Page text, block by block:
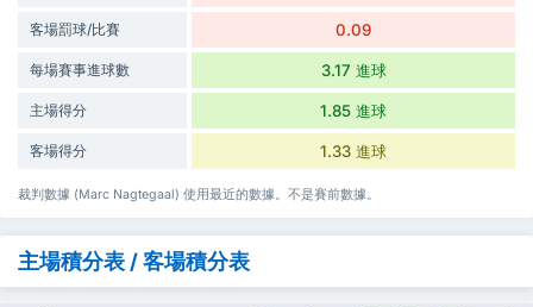
客場罰球/比賽 0.09
每場賽事進球數 3.17 進球
主場得分 1.85 進球
客場得分 1.33 進球
裁判數據 (Marc Nagtegaal) 使用最近的數據。不是賽前數據。
主場積分表 / 客場積分表